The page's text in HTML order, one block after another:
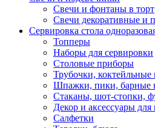
Свечи и фонтаны в торт
Свечи декоративные и
Сервировка стола
Топперы
Наборы для сервировки
Столовые приборы
Трубочки, коктейльные
Шпажки, пики, барные
Стаканы, шот-стопки,
Декор и аксессуары
Салфетки